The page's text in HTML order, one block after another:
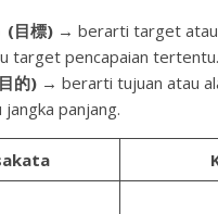
(目標) → berarti target atau
target pencapaian tertentu.
的) → berarti tujuan atau
panjang.